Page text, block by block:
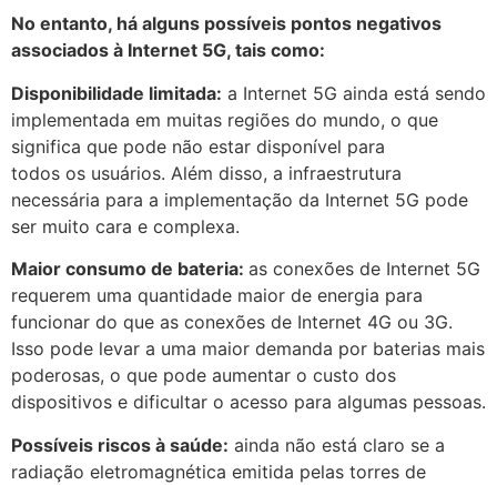
No entanto, há alguns possíveis pontos negativos
associados à Internet 5G, tais como:
Disponibilidade limitada: a Internet 5G ainda está sendo
implementada em muitas regiões do mundo, o que
significa que pode não estar disponível para
todos os usuários. Além disso, a infraestrutura
necessária para a implementação da Internet 5G pode
ser muito cara e complexa.
Maior consumo de bateria: as conexões de Internet 5G
requerem uma quantidade maior de energia para
funcionar do que as conexões de Internet 4G ou 3G.
Isso pode levar a uma maior demanda por baterias mais
poderosas, o que pode aumentar o custo dos
dispositivos e dificultar o acesso para algumas pessoas.
Possíveis riscos à saúde: ainda não está claro se a
radiação eletromagnética emitida pelas torres de